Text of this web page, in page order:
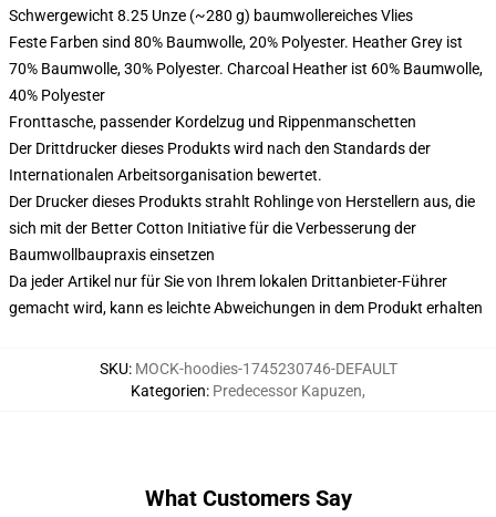
Schwergewicht 8.25 Unze (~280 g) baumwollereiches Vlies
Feste Farben sind 80% Baumwolle, 20% Polyester. Heather Grey ist
70% Baumwolle, 30% Polyester. Charcoal Heather ist 60% Baumwolle,
40% Polyester
Fronttasche, passender Kordelzug und Rippenmanschetten
Der Drittdrucker dieses Produkts wird nach den Standards der
Internationalen Arbeitsorganisation bewertet.
Der Drucker dieses Produkts strahlt Rohlinge von Herstellern aus, die
sich mit der Better Cotton Initiative für die Verbesserung der
Baumwollbaupraxis einsetzen
Da jeder Artikel nur für Sie von Ihrem lokalen Drittanbieter-Führer
gemacht wird, kann es leichte Abweichungen in dem Produkt erhalten
SKU: MOCK-hoodies-1745230746-DEFAULT
Kategorien: Predecessor Kapuzen,
What Customers Say